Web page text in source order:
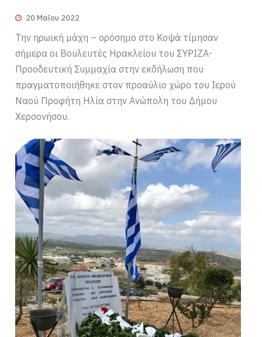
20 Μαΐου 2022
Την ηρωική μάχη – ορόσημο στο Κοψά τίμησαν
σήμερα οι Βουλευτές Ηρακλείου του ΣΥΡΙΖΑ-
Προοδευτική Συμμαχία στην εκδήλωση που
πραγματοποιήθηκε στον προαύλιο χώρο του Ιερού
Ναού Προφήτη Ηλία στην Ανώπολη του Δήμου
Χερσονήσου.